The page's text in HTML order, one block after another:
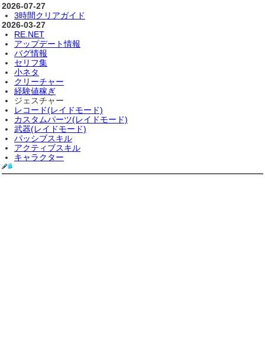
2026-07-27
3時間クリアガイド
2026-03-27
RE.NET
アップデート情報
バグ情報
セリフ集
小ネタ
クリーチャー
経験値稼ぎ
ジェスチャー
レコード(レイドモード)
カスタムパーツ(レイドモード)
武器(レイドモード)
パッシブスキル
アクティブスキル
キャラクター